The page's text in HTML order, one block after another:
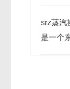
srz蒸汽
是一个